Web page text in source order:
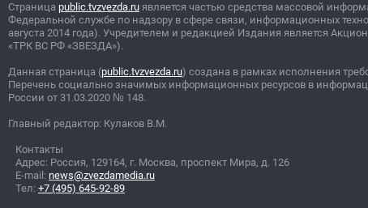
Страница public.tvzvezda.ru является частью средства массовой
Федеральной службе по надзору в сфере связи, информационных
августа 2014 года). Учредителем и редакцией Издания является
«ТРК ВС РФ «ЗВЕЗДА»).
Данная страница (public.tvzvezda.ru) создана в рамках исполнения
Перечень социально значимых информационных ресурсов в
России от 31.03.2020 № 148.
Главный редактор: Кулаков В.М.
Контакты
Адрес: Россия, 129164, г. Москва, проспект Мира, д. 126
E-mail: news@zvezdamedia.ru
Тел: +7 (495) 645-92-89